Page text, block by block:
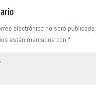
electrónico no será publicada.
están marcados con *